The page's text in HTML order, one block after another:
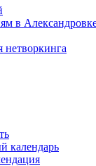
в
нетворкинга
календарь